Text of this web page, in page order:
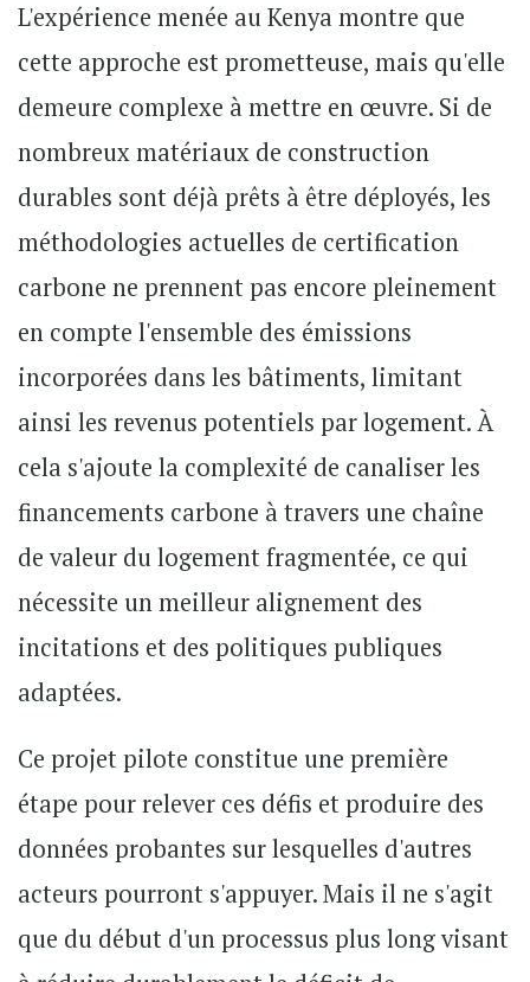
L'expérience menée au Kenya montre que
cette approche est prometteuse, mais qu'elle
demeure complexe à mettre en œuvre. Si de
nombreux matériaux de construction
durables sont déjà prêts à être déployés, les
méthodologies actuelles de certification
carbone ne prennent pas encore pleinement
en compte l'ensemble des émissions
incorporées dans les bâtiments, limitant
ainsi les revenus potentiels par logement. À
cela s'ajoute la complexité de canaliser les
financements carbone à travers une chaîne
de valeur du logement fragmentée, ce qui
nécessite un meilleur alignement des
incitations et des politiques publiques
adaptées.
Ce projet pilote constitue une première
étape pour relever ces défis et produire des
données probantes sur lesquelles d'autres
acteurs pourront s'appuyer. Mais il ne s'agit
que du début d'un processus plus long visant